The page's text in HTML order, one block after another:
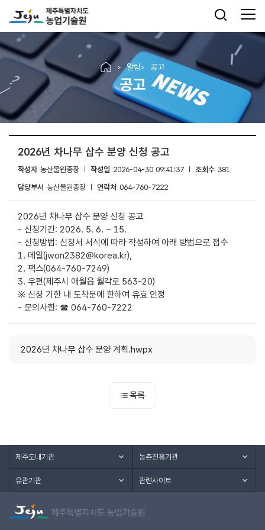
알림 공고
공고
2026년 차나무 삽수 분양 신청 공고
작성자 농산물원종장 작성일 2026-04-30 09:41:37 조회수 381
담당부서 농산물원종장 연락처 064-760-7222
2026년 차나무 삽수 분양 신청 공고
- 신청기간: 2026. 5. 6. ~ 15.
- 신청방법: 신청서 서식에 따라 작성하여 아래 방법으로 접수
1. 메일(jwon2382@korea.kr),
2. 팩스(064-760-7249)
3. 우편(제주시 애월읍 월각로 563-20)
※ 신청 기한 내 도착분에 한하여 유효 인정
- 문의사항: ☎ 064-760-7222
2026년 차나무 삽수 분양 계획.hwpx
목록
제주도내기관 농촌진흥기관
유관기관 관련사이트